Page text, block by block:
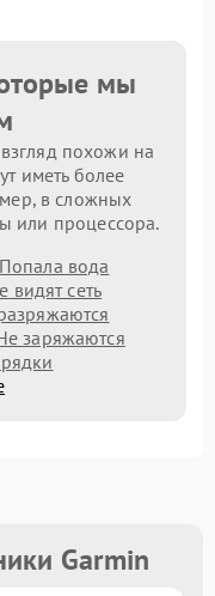
мы
похожи на
иметь более
в сложных
или процессора.
Попала вода
видят сеть
заряжаются
Garmin